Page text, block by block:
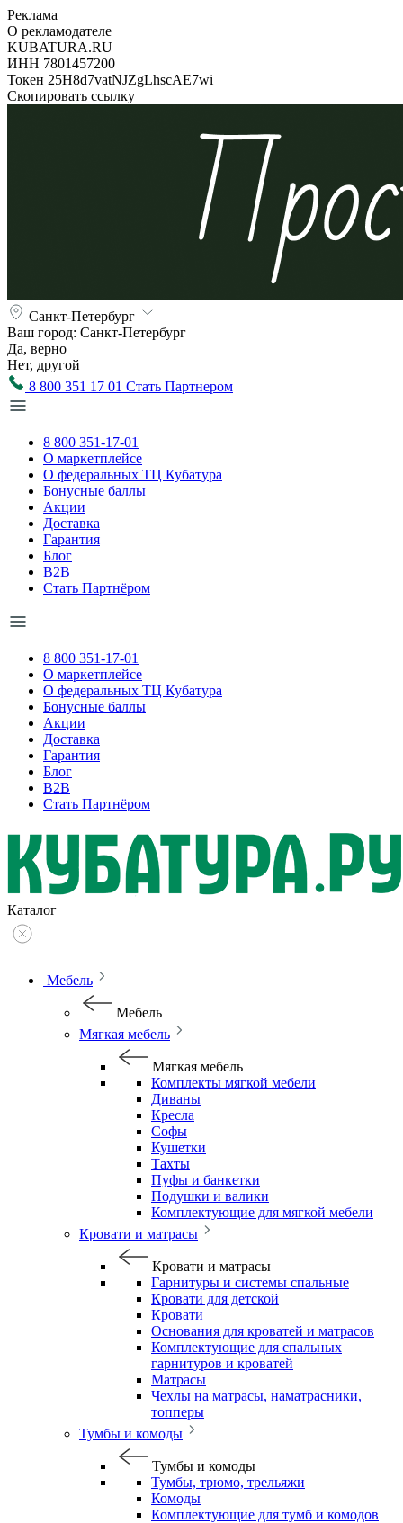
Реклама
О рекламодателе
KUBATURA.RU
ИНН 7801457200
Токен 25H8d7vatNJZgLhscAE7wi
Скопировать ссылку
Санкт-Петербург
Ваш город: Санкт-Петербург
Да, верно
Нет, другой
8 800 351 17 01 Стать Партнером
8 800 351-17-01
О маркетплейсе
О федеральных ТЦ Кубатура
Бонусные баллы
Акции
Доставка
Гарантия
Блог
B2B
Стать Партнёром
8 800 351-17-01
О маркетплейсе
О федеральных ТЦ Кубатура
Бонусные баллы
Акции
Доставка
Гарантия
Блог
B2B
Стать Партнёром
Каталог
Мебель
Мебель
Мягкая мебель
Мягкая мебель
Комплекты мягкой мебели
Диваны
Кресла
Софы
Кушетки
Тахты
Пуфы и банкетки
Подушки и валики
Комплектующие для мягкой мебели
Кровати и матрасы
Кровати и матрасы
Гарнитуры и системы спальные
Кровати для детской
Кровати
Основания для кроватей и матрасов
Комплектующие для спальных
гарнитуров и кроватей
Матрасы
Чехлы на матрасы, наматрасники,
топперы
Тумбы и комоды
Тумбы и комоды
Тумбы, трюмо, трельяжи
Комоды
Комплектующие для тумб и комодов